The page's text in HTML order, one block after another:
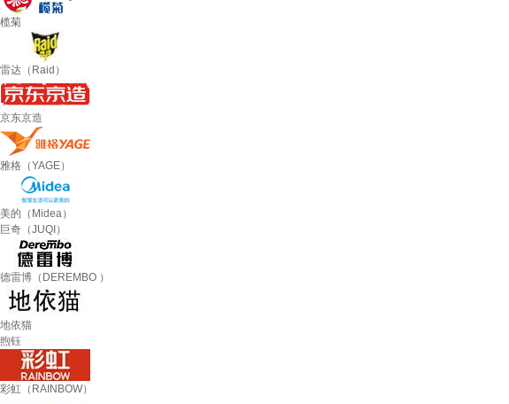
榄菊
雷达（Raid）
京东京造
雅格（YAGE）
美的（Midea）
巨奇（JUQI）
德雷博（DEREMBO ）
地依猫
煦钰
彩虹（RAINBOW）